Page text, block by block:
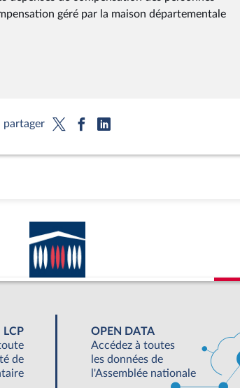
géré par la maison départementale
partager
LCP
de
OPEN DATA
Accédez à toutes
les données de
l'Assemblée nationale